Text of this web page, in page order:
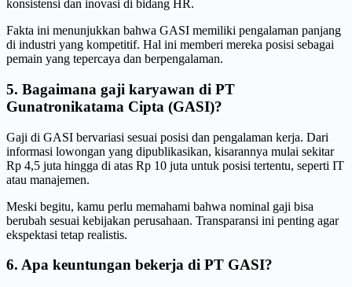
konsistensi dan inovasi di bidang HR.
Fakta ini menunjukkan bahwa GASI memiliki pengalaman panjang
di industri yang kompetitif. Hal ini memberi mereka posisi sebagai
pemain yang tepercaya dan berpengalaman.
5. Bagaimana gaji karyawan di PT
Gunatronikatama Cipta (GASI)?
Gaji di GASI bervariasi sesuai posisi dan pengalaman kerja. Dari
informasi lowongan yang dipublikasikan, kisarannya mulai sekitar
Rp 4,5 juta hingga di atas Rp 10 juta untuk posisi tertentu, seperti IT
atau manajemen.
Meski begitu, kamu perlu memahami bahwa nominal gaji bisa
berubah sesuai kebijakan perusahaan. Transparansi ini penting agar
ekspektasi tetap realistis.
6. Apa keuntungan bekerja di PT GASI?